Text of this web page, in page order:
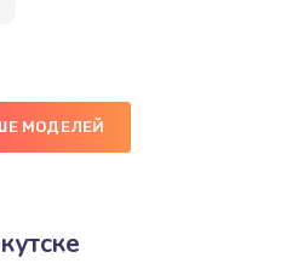
сальников
руб.
МОДЕЛЕЙ